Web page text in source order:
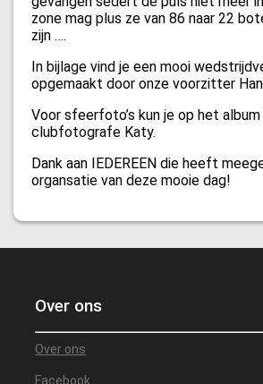
zone mag plus ze van 86 naar 22
zijn ….
In bijlage vind je een mooi
opgemaakt door onze voorzitter
Voor sfeerfoto’s kun je op het album
clubfotografe Katy.
Dank aan IEDEREEN die heeft
organsatie van deze mooie dag!
Over ons
Over ons
Facebook